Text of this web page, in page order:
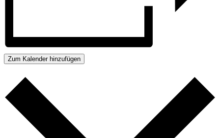
Zum Kalender hinzufügen